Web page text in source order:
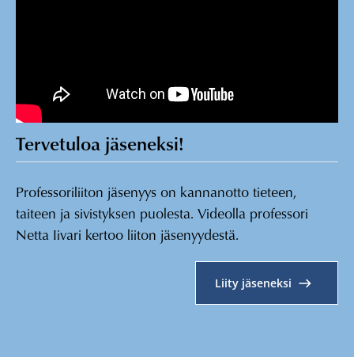
Tervetuloa jäseneksi!
Professoriliiton jäsenyys on kannanotto tieteen,
taiteen ja sivistyksen puolesta. Videolla professori
Netta Iivari kertoo liiton jäsenyydestä.
Liity jäseneksi